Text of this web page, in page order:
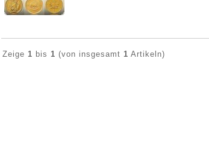
Zeige 1 bis 1 (von insgesamt 1 Artikeln)